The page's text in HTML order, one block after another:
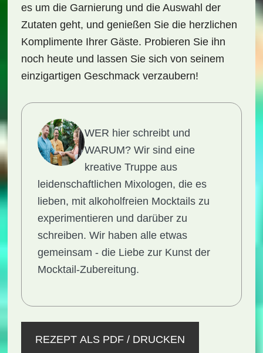
es um die Garnierung und die Auswahl der
Zutaten geht, und genießen Sie die herzlichen
Komplimente Ihrer Gäste. Probieren Sie ihn
noch heute und lassen Sie sich von seinem
einzigartigen Geschmack verzaubern!
WER hier schreibt und
WARUM?Wir sind eine
kreative Truppe aus
leidenschaftlichen Mixologen, die es
lieben, mit alkoholfreien Mocktails zu
experimentieren und darüber zu
schreiben. Wir haben alle etwas
gemeinsam - die Liebe zur Kunst der
Mocktail-Zubereitung.
REZEPT ALS PDF / DRUCKEN